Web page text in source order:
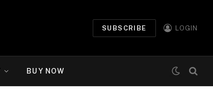
SUBSCRIBE LOGIN
BUY NOW